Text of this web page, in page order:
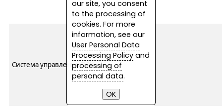
Система управления ПЛК
our site, you consent
to the processing of
cookies. For more
information, see our
User Personal Data
Processing Policy and
processing of
personal data.